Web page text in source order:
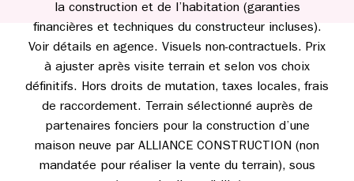
la construction et de l’habitation (garanties
financières et techniques du constructeur incluses).
Voir détails en agence. Visuels non-contractuels. Prix
à ajuster après visite terrain et selon vos choix
définitifs. Hors droits de mutation, taxes locales, frais
de raccordement. Terrain sélectionné auprès de
partenaires fonciers pour la construction d’une
maison neuve par ALLIANCE CONSTRUCTION (non
mandatée pour réaliser la vente du terrain), sous